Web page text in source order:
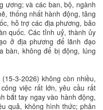
ương; và các ban, bộ, ngành
thống nhất hành động, tăng
hỗ trợ các địa phương, bảo
quốc. Các tỉnh uỷ, thành ủy
ở địa phương để lãnh đạo
bàn, không để bị động, lúng
3-2026) không còn nhiều,
việc rất lớn, yêu cầu rất
bắt tay ngay vào hành động,
quả, không hình thức; phân